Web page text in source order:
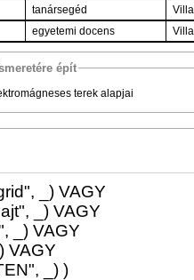
tanársegéd
egyetemi docens
épít
terek alapjai
((Szakirany("AVINsmartgrid", _) VAGY
Szakirany("AVINvillgephajt", _) VAGY
Szakirany("AVINvillszigr", _) VAGY
Szakirany("AVIvillen", _)) VAGY
Szakirany("VIABV-SUSTEN", _) )